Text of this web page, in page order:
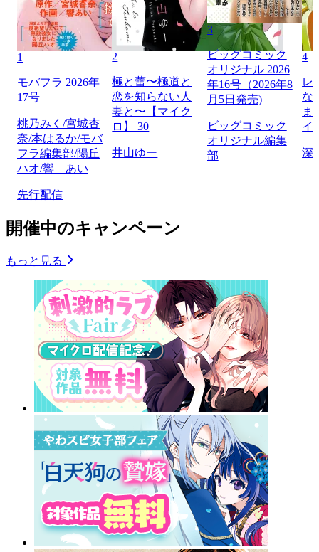
1
モバフラ 2026年
17号
桃乃みく/宮城杏
奈/本はるか/モバ
フラ編集部/陽丘
ハオ/響 あい
先行配信
2
極と蕾〜極道と
恋を知らない人
妻と〜【マイク
ロ】 30
井山ゆー
3
ビッグコミック
オリジナル 2026
年16号（2026年8
月5日発売)
ビッグコミック
オリジナル編集
部
4
レ
な
ま
イ
深
開催中のキャンペーン
もっと見る